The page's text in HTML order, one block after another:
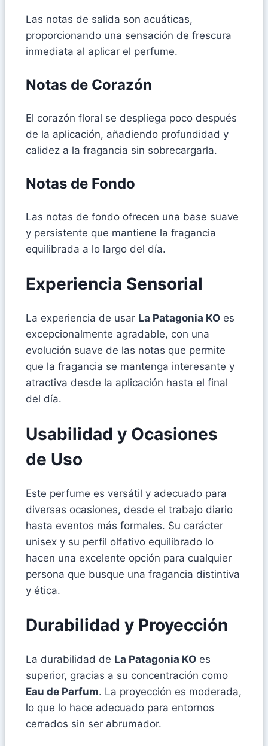
Las notas de salida son acuáticas,
proporcionando una sensación de frescura
inmediata al aplicar el perfume.
Notas de Corazón
El corazón floral se despliega poco después
de la aplicación, añadiendo profundidad y
calidez a la fragancia sin sobrecargarla.
Notas de Fondo
Las notas de fondo ofrecen una base suave
y persistente que mantiene la fragancia
equilibrada a lo largo del día.
Experiencia Sensorial
La experiencia de usar La Patagonia KO es
excepcionalmente agradable, con una
evolución suave de las notas que permite
que la fragancia se mantenga interesante y
atractiva desde la aplicación hasta el final
del día.
Usabilidad y Ocasiones
de Uso
Este perfume es versátil y adecuado para
diversas ocasiones, desde el trabajo diario
hasta eventos más formales. Su carácter
unisex y su perfil olfativo equilibrado lo
hacen una excelente opción para cualquier
persona que busque una fragancia distintiva
y ética.
Durabilidad y Proyección
La durabilidad de La Patagonia KO es
superior, gracias a su concentración como
Eau de Parfum. La proyección es moderada,
lo que lo hace adecuado para entornos
cerrados sin ser abrumador.